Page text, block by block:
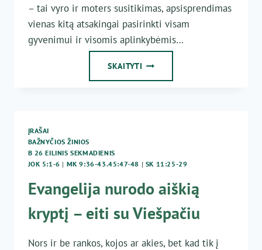
– tai vyro ir moters susitikimas, apsisprendimas
vienas kitą atsakingai pasirinkti visam
gyvenimui ir visomis aplinkybėmis…
SKAITYTI ŠEIMA
ĮRAŠAI
BAŽNYČIOS ŽINIOS
B 26 EILINIS SEKMADIENIS
JOK 5:1-6 | MK 9:36-43.45:47-48 | SK 11:25-29
Evangelija nurodo aiškią
kryptį – eiti su Viešpačiu
Nors ir be rankos, kojos ar akies, bet kad tik į